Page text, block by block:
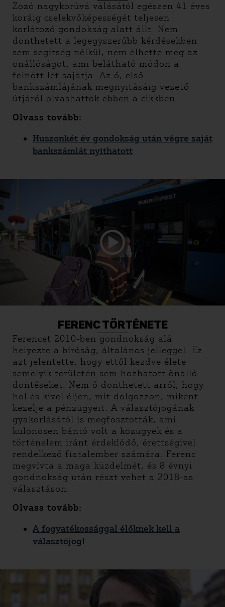
Zozó nagykorúvá válásától egészen 41 éves
koráig cselekvőképességét teljesen
korlátozó gondokság alatt állt. Nem
dönthetett a legegyszerűbb kérdésekben
sem segítség nélkül, nem élhette meg az
önállóságot, ami belátható módon a
felnőtt lét sajátja. Az ő, első
bankszámlájának megnyitásáig vezető
útjáról olvashattok ebben a cikkben.
Olvass tovább:
Huszonkét év gondokság után végre saját
bankszámlát nyithatott
FERENC TÖRTÉNETE
Ferencet 2010-ben gondnokság alá
helyezte a bíróság, általános jelleggel. Ez
azt jelentette, hogy ettől kezdve élete
semelyik területén sem hozhatott önálló
döntéseket. Nem ő dönthetett arról, hogy
hol és kivel éljen, mit dolgozzon, miként
kezelje a pénzügyeit. A választójogának
gyakorlásától is megfosztották, ami
különösen bántó volt a közügyek és a
történelem iránt érdeklődő, érettségivel
rendelkező fiatalember számára. Ferenc
megvívta a maga küzdelmét, és 8 évnyi
gondnokság után részt vehet a 2018-as
választáson.
Olvass tovább:
A fogyatékossággal élőknek kell a
választójog!